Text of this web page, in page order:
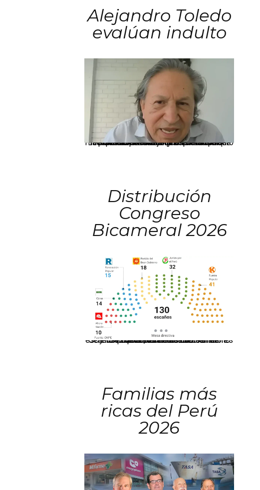
Alejandro Toledo
evalúan indulto
La presidenta Keiko Fujimori informó que la solicitud de indulto presentada por el expresidente Alejandro Toledo será evaluada por la Comisión de Gracias Presidenciales conforme al procedimiento establecido.
Distribución
Congreso
Bicameral 2026
El JNE oficializó la distribución de escaños para la elección de 60 senadores y 130 diputados en las Elecciones Generales 2026, tras el restablecimiento de la Bicameralidad.
Familias más
ricas del Perú
2026